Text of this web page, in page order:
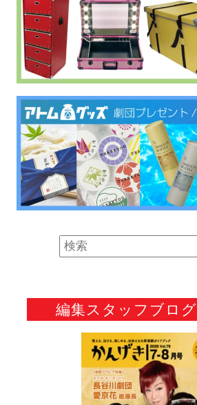
編集スタッフブログ